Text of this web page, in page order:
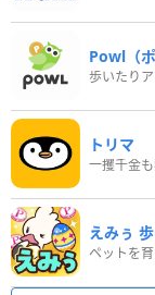
Powl（ポ
トリマ
一攫千金
えみぅ